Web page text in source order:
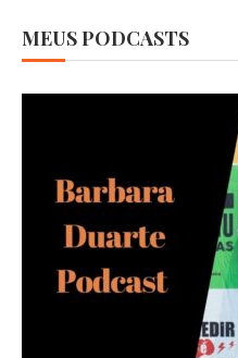
MEUS PODCASTS